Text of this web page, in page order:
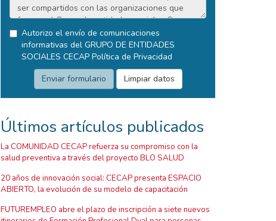
Autorizo el envío de comunicaciones
informativas del GRUPO DE ENTIDADES
SOCIALES CECAP Política de Privacidad
Últimos artículos publicados
La COMUNIDAD CECAP refuerza su compromiso con la
salud preventiva a través del proyecto BLO SALUD
20 años de innovación social: CECAP presenta ESPACIO
ABIERTO, la evolución de su modelo de capacitación
FUTUREMPLEO abre el plazo de inscripción a siete nuevos